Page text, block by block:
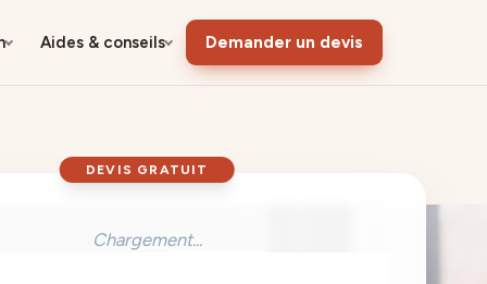
Aides & conseils Demander un devis
DEVIS GRATUIT
Chargement...